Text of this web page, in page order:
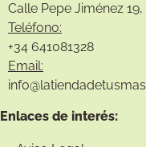
Calle Pepe Jiménez
Teléfono:
+34 641081328
Email:
info@
Enlaces de interés: